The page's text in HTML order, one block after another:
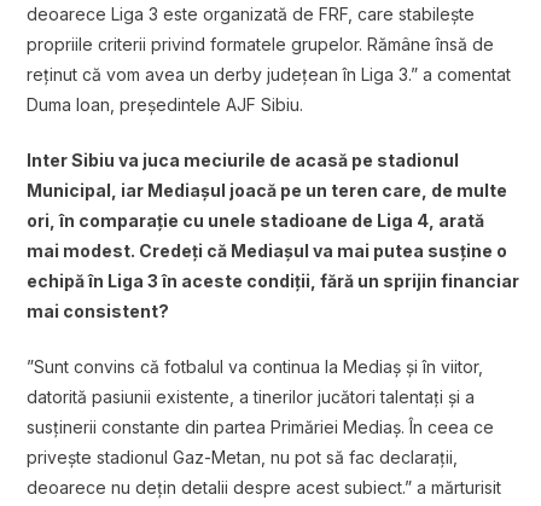
deoarece Liga 3 este organizată de FRF, care stabilește
propriile criterii privind formatele grupelor. Rămâne însă de
reținut că vom avea un derby județean în Liga 3.” a comentat
Duma Ioan, președintele AJF Sibiu.
Inter Sibiu va juca meciurile de acasă pe stadionul
Municipal, iar Mediașul joacă pe un teren care, de multe
ori, în comparație cu unele stadioane de Liga 4, arată
mai modest. Credeți că Mediașul va mai putea susține o
echipă în Liga 3 în aceste condiții, fără un sprijin financiar
mai consistent?
”Sunt convins că fotbalul va continua la Mediaș și în viitor,
datorită pasiunii existente, a tinerilor jucători talentați și a
susținerii constante din partea Primăriei Mediaș. În ceea ce
privește stadionul Gaz-Metan, nu pot să fac declarații,
deoarece nu dețin detalii despre acest subiect.” a mărturisit